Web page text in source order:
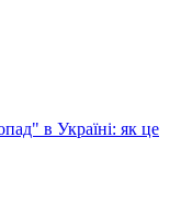
в Україні: як це